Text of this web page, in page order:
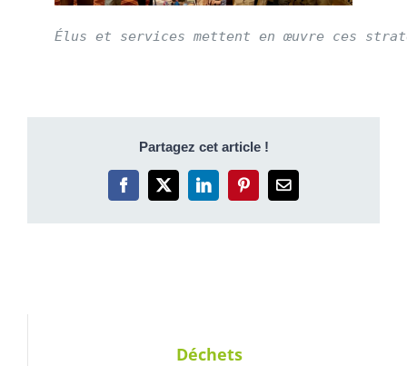
Élus et services mettent en œuvre ces
Partagez cet article !
Facebook
X LinkedInPinterestEmail
Déchets